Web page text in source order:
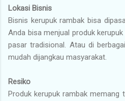
Lokasi Bisnis
Bisnis kerupuk rambak bisa
Anda bisa menjual produk
pasar tradisional. Atau di
mudah dijangkau masyarakat.
Resiko
Produk kerupuk rambak memang